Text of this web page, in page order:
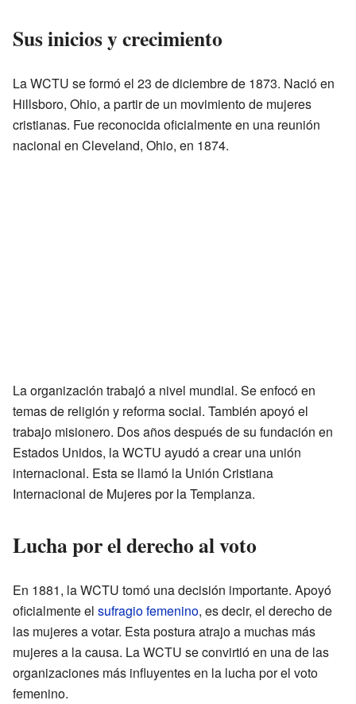
Sus inicios y crecimiento
La WCTU se formó el 23 de diciembre de 1873. Nació en
Hillsboro, Ohio, a partir de un movimiento de mujeres
cristianas. Fue reconocida oficialmente en una reunión
nacional en Cleveland, Ohio, en 1874.
La organización trabajó a nivel mundial. Se enfocó en
temas de religión y reforma social. También apoyó el
trabajo misionero. Dos años después de su fundación en
Estados Unidos, la WCTU ayudó a crear una unión
internacional. Esta se llamó la Unión Cristiana
Internacional de Mujeres por la Templanza.
Lucha por el derecho al voto
En 1881, la WCTU tomó una decisión importante. Apoyó
oficialmente el sufragio femenino, es decir, el derecho de
las mujeres a votar. Esta postura atrajo a muchas más
mujeres a la causa. La WCTU se convirtió en una de las
organizaciones más influyentes en la lucha por el voto
femenino.